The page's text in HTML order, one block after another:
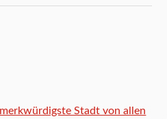
Stadt von allen